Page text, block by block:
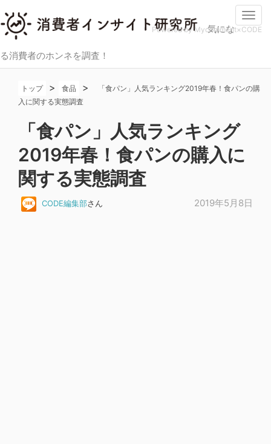
気にな
る消費者のホンネを調査！
Powered by Mycomment×CODE
トップ > 食品 >
「食パン」人気ランキング2019年春！食パンの購
入に関する実態調査
「食パン」人気ランキング
2019年春！食パンの購入に
関する実態調査
CODE編集部さん 2019年5月8日